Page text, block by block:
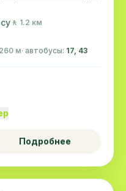
🚶 1.2 км
м· автобусы: 17, 43
Подробнее